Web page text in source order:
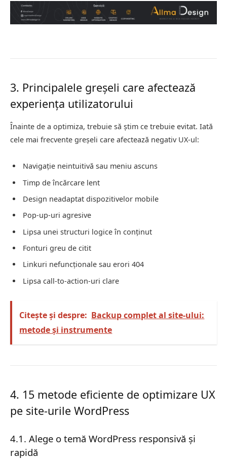
3. Principalele greșeli care afectează
experiența utilizatorului
Înainte de a optimiza, trebuie să știm ce trebuie evitat. Iată
cele mai frecvente greșeli care afectează negativ UX-ul:
Navigație neintuitivă sau meniu ascuns
Timp de încărcare lent
Design neadaptat dispozitivelor mobile
Pop-up-uri agresive
Lipsa unei structuri logice în conținut
Fonturi greu de citit
Linkuri nefuncționale sau erori 404
Lipsa call-to-action-uri clare
Citește și despre: Backup complet al site-ului:
metode și instrumente
4. 15 metode eficiente de optimizare UX
pe site-urile WordPress
4.1. Alege o temă WordPress responsivă și
rapidă